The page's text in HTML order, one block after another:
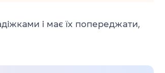
і має їх попереджати,